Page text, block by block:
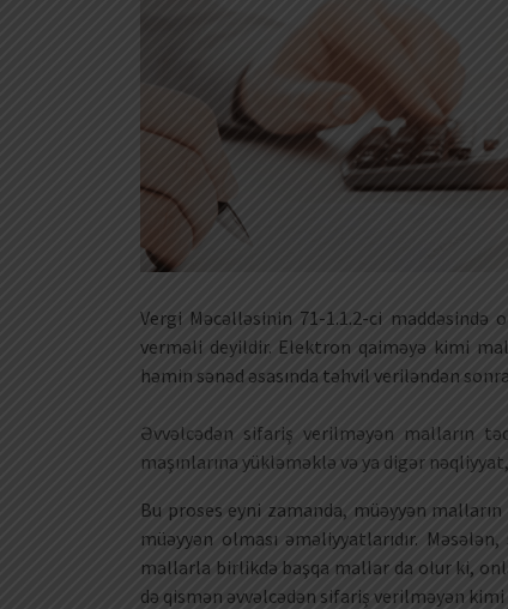
Vergi Məcəlləsinin 71-1.1.2-ci maddəsində
verməli deyildir. Elektron qaiməyə kimi
həmin sənəd əsasında təhvil veriləndən
Əvvəlcədən sifariş verilməyən malların
maşınlarına yükləməklə və ya digər
Bu proses eyni zamanda, müəyyən
müəyyən olması əməliyyatlarıdır.
mallarla birlikdə başqa mallar da olur ki,
də qismən əvvəlcədən sifariş verilməyən